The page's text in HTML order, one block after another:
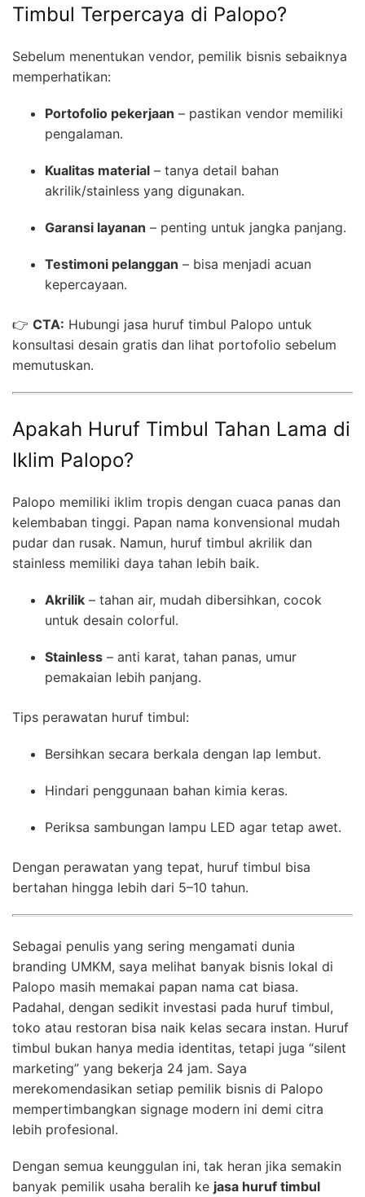
Timbul Terpercaya di Palopo?
Sebelum menentukan vendor, pemilik bisnis sebaiknya
memperhatikan:
Portofolio pekerjaan – pastikan vendor memiliki
pengalaman.
Kualitas material – tanya detail bahan
akrilik/stainless yang digunakan.
Garansi layanan – penting untuk jangka panjang.
Testimoni pelanggan – bisa menjadi acuan
kepercayaan.
👉 CTA: Hubungi jasa huruf timbul Palopo untuk
konsultasi desain gratis dan lihat portofolio sebelum
memutuskan.
Apakah Huruf Timbul Tahan Lama di
Iklim Palopo?
Palopo memiliki iklim tropis dengan cuaca panas dan
kelembaban tinggi. Papan nama konvensional mudah
pudar dan rusak. Namun, huruf timbul akrilik dan
stainless memiliki daya tahan lebih baik.
Akrilik – tahan air, mudah dibersihkan, cocok
untuk desain colorful.
Stainless – anti karat, tahan panas, umur
pemakaian lebih panjang.
Tips perawatan huruf timbul:
Bersihkan secara berkala dengan lap lembut.
Hindari penggunaan bahan kimia keras.
Periksa sambungan lampu LED agar tetap awet.
Dengan perawatan yang tepat, huruf timbul bisa
bertahan hingga lebih dari 5–10 tahun.
Sebagai penulis yang sering mengamati dunia
branding UMKM, saya melihat banyak bisnis lokal di
Palopo masih memakai papan nama cat biasa.
Padahal, dengan sedikit investasi pada huruf timbul,
toko atau restoran bisa naik kelas secara instan. Huruf
timbul bukan hanya media identitas, tetapi juga “silent
marketing” yang bekerja 24 jam. Saya
merekomendasikan setiap pemilik bisnis di Palopo
mempertimbangkan signage modern ini demi citra
lebih profesional.
Dengan semua keunggulan ini, tak heran jika semakin
banyak pemilik usaha beralih ke jasa huruf timbul